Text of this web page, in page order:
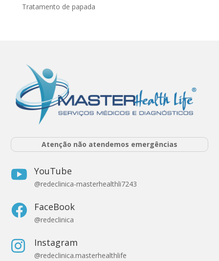
Tratamento de papada
Atenção não atendemos emergências
 YouTube
@redeclinica-masterhealthli7243
 FaceBook
@redeclinica
 Instagram
@redeclinica.masterhealthlife